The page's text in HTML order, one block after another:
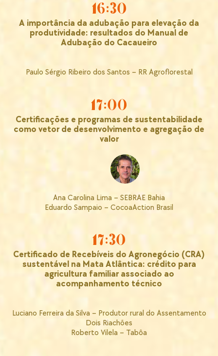
16:30
A importância da adubação para elevação da
produtividade: resultados do Manual de
Adubação do Cacaueiro
Paulo Sérgio Ribeiro dos Santos – RR Agroflorestal
17:00
Certificações e programas de sustentabilidade
como vetor de desenvolvimento e agregação de
valor
Ana Carolina Lima – SEBRAE Bahia
Eduardo Sampaio – CocoaAction Brasil
17:30
Certificado de Recebíveis do Agronegócio (CRA)
sustentável na Mata Atlântica: crédito para
agricultura familiar associado ao
acompanhamento técnico
Luciano Ferreira da Silva – Produtor rural do Assentamento
Dois Riachões
Roberto Vilela – Tabôa